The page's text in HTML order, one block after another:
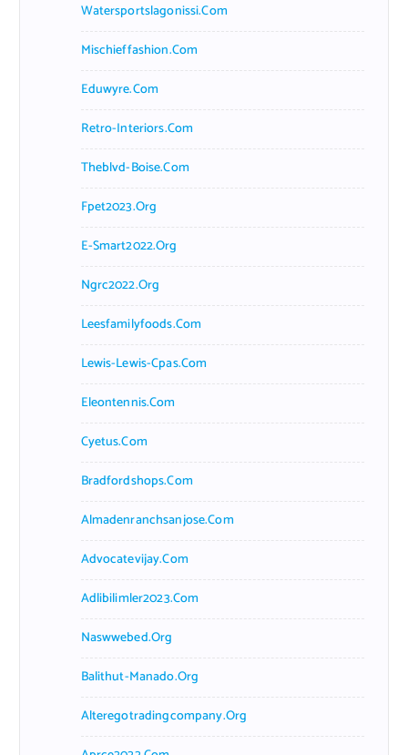
Watersportslagonissi.com
Mischieffashion.com
Eduwyre.com
Retro-Interiors.com
Theblvd-Boise.com
Fpet2023.org
E-Smart2022.org
Ngrc2022.org
Leesfamilyfoods.com
Lewis-Lewis-Cpas.com
Eleontennis.com
Cyetus.com
Bradfordshops.com
Almadenranchsanjose.com
Advocatevijay.com
Adlibilimler2023.com
Naswwebed.org
Balithut-Manado.org
Alteregotradingcompany.org